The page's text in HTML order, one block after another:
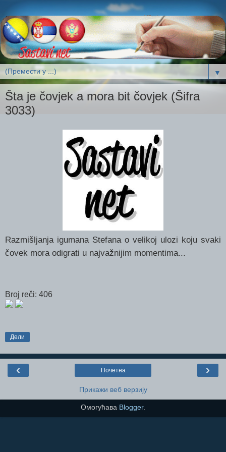
▼
Šta je čovjek a mora bit čovjek (Šifra
3033)
Razmišljanja igumana Stefana o velikoj ulozi koju svaki
čovek mora odigrati u najvažnijim momentima...
Broj reči: 406
Дели
‹ ›
Почетна
Прикажи веб верзију
Омогућава Blogger.